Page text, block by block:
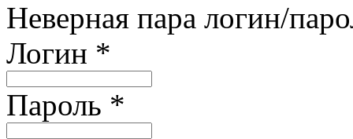
Неверная пара логин/
Логин *
Пароль *